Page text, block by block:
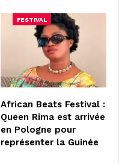
FESTIVAL
African Beats Festival :
Queen Rima est arrivée
en Pologne pour
représenter la Guinée